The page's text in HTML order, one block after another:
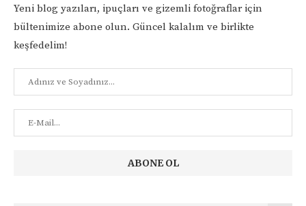
Yeni blog yazıları, ipuçları ve gizemli fotoğraflar için
bültenimize abone olun. Güncel kalalım ve birlikte
keşfedelim!